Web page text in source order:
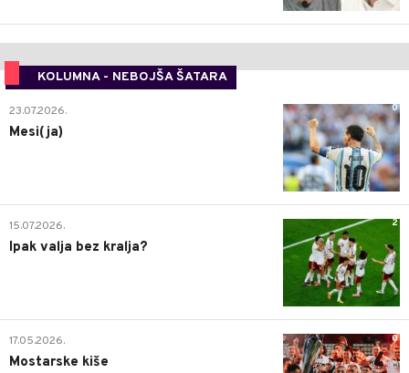
KOLUMNA - NEBOJŠA ŠATARA
0
23.07.2026.
Mesi(ja)
2
15.07.2026.
Ipak valja bez kralja?
0
17.05.2026.
Mostarske kiše